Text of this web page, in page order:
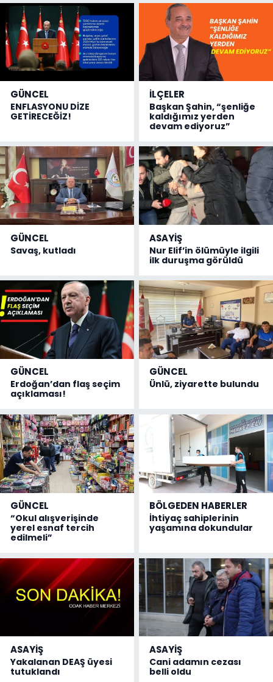
GÜNCEL
ENFLASYONU DİZE
GETİRECEĞİZ!
İLÇELER
Başkan Şahin, “şenliğe
kaldığımız yerden
devam ediyoruz”
GÜNCEL
Savaş, kutladı
ASAYİŞ
Nur Elif’in ölümüyle ilgili
ilk duruşma görüldü
GÜNCEL
Erdoğan’dan flaş seçim
açıklaması!
GÜNCEL
Ünlü, ziyarette bulundu
GÜNCEL
“Okul alışverişinde
yerel esnaf tercih
edilmeli”
BÖLGEDEN HABERLER
İhtiyaç sahiplerinin
yaşamına dokundular
ASAYİŞ
Yakalanan DEAŞ üyesi
tutuklandı
ASAYİŞ
Cani adamın cezası
belli oldu